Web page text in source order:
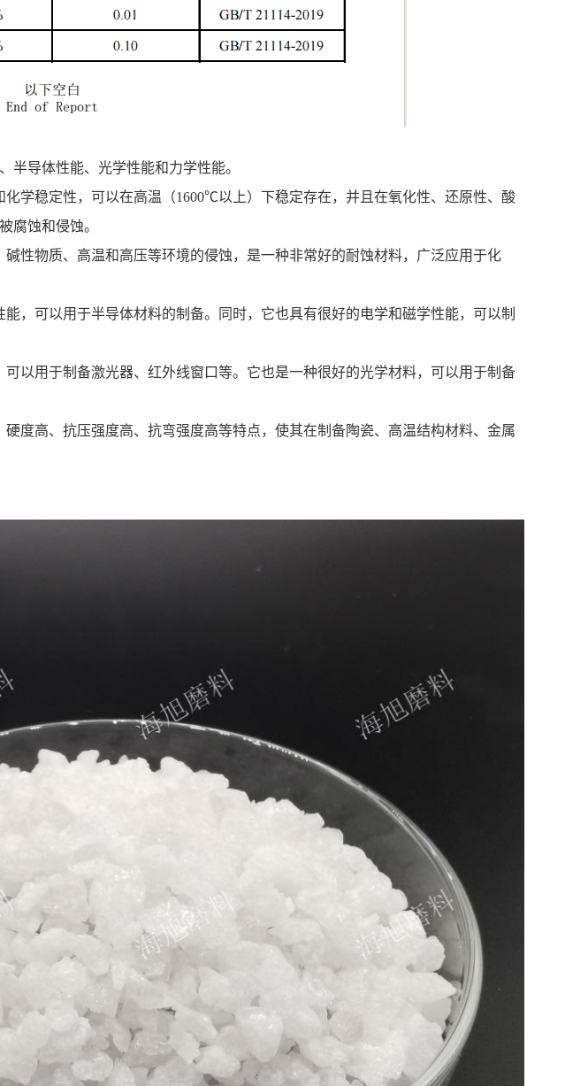
半导体性能、光学性能和力学性能。‌
学稳定性，可以在高温（1600℃以上）下稳定存在，并且在氧化性、还原性、酸
腐蚀和侵蚀‌。
性物质、高温和高压等环境的侵蚀，是一种非常好的耐蚀材料，广泛应用于化
，可以用于半导体材料的制备。同时，它也具有很好的电学和磁学性能，可以制
以用于制备激光器、红外线窗口等。它也是一种很好的光学材料，可以用于制备
度高、抗压强度高、抗弯强度高等特点，使其在制备陶瓷、高温结构材料、金属